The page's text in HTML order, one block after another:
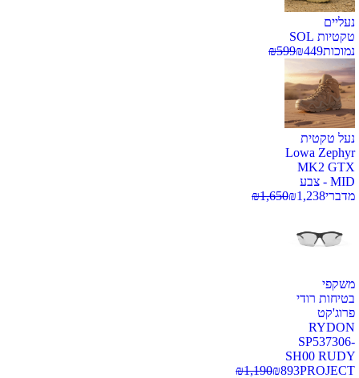
נעליים
טקטיות SOL
נמוכות
₪449
₪599
נעל טקטית
Lowa Zephyr
MK2 GTX
MID - צבע
מדברי
₪1,238
₪1,650
משקפי
בטיחות רודי
פרוג'קט
RYDON
SP537306-
SH00 RUDY
PROJECT
₪893
₪1,190